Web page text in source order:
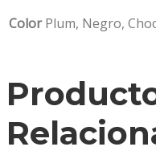
Color Plum, Negro,